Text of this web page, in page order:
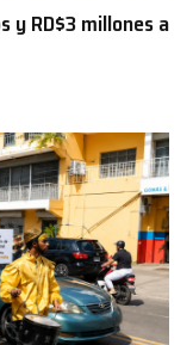
y RD$3 millones a